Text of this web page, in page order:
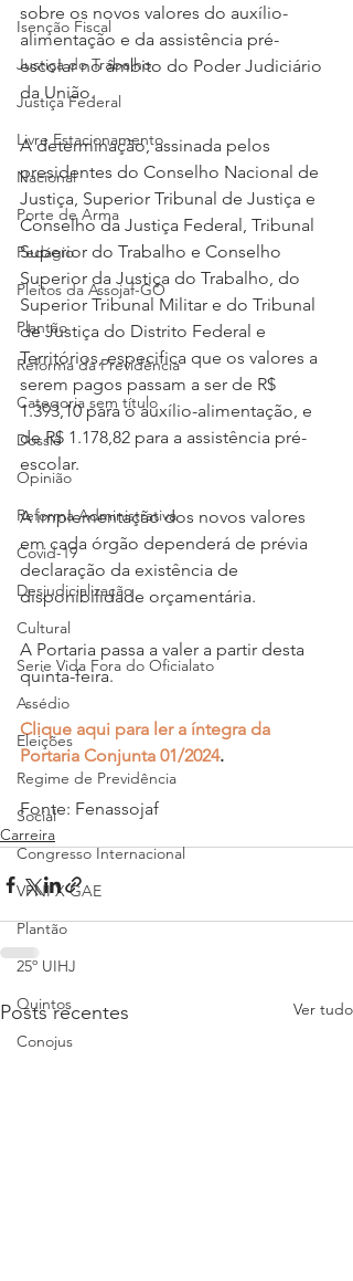
Isenção Fiscal
Justiça do Trabalho
Justiça Federal
Livre Estacionamento
Nacional
Porte de Arma
Pedágio
Pleitos da Assojaf-GO
Plantão
Reforma da Previdência
Categoria sem título
Dossiê
Opinião
Reforma Administrativa
Covid-19
Desjudicialização
Cultural
Serie Vida Fora do Oficialato
Assédio
Eleições
Regime de Previdência
Social
Congresso Internacional
VPNI X GAE
Plantão
25º UIHJ
Quintos
Conojus
sobre os novos valores do auxílio-
alimentação e da assistência pré-
escolar no âmbito do Poder Judiciário
da União.
A determinação, assinada pelos
presidentes do Conselho Nacional de
Justiça, Superior Tribunal de Justiça e
Conselho da Justiça Federal, Tribunal
Superior do Trabalho e Conselho
Superior da Justiça do Trabalho, do
Superior Tribunal Militar e do Tribunal
de Justiça do Distrito Federal e
Territórios, especifica que os valores a
serem pagos passam a ser de R$
1.393,10 para o auxílio-alimentação, e
de R$ 1.178,82 para a assistência pré-
escolar.
A implementação dos novos valores
em cada órgão dependerá de prévia
declaração da existência de
disponibilidade orçamentária.
A Portaria passa a valer a partir desta
quinta-feira.
Clique aqui para ler a íntegra da
Portaria Conjunta 01/2024.
Fonte: Fenassojaf
Carreira
Posts recentes Ver tudo